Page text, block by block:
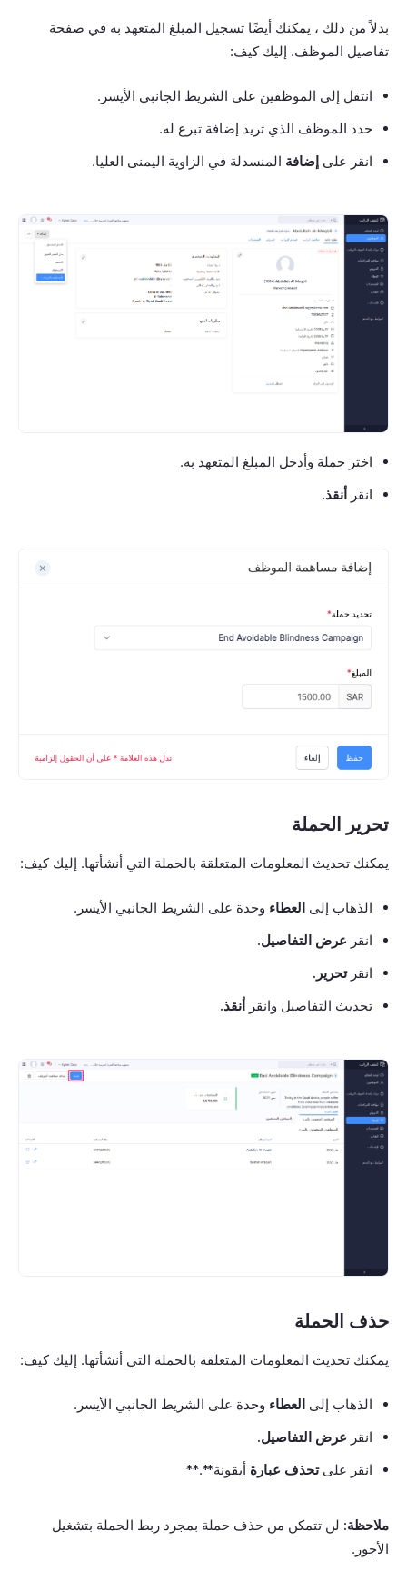
بدلاً من ذلك ، يمكنك أيضًا تسجيل المبلغ المتعهد به في صفحة
تفاصيل الموظف. إليك كيف:
انتقل إلى الموظفين على الشريط الجانبي الأيسر.
حدد الموظف الذي تريد إضافة تبرع له.
انقر على إضافة المنسدلة في الزاوية اليمنى العليا.
اختر حملة وأدخل المبلغ المتعهد به.
انقر أنقذ.
تحرير الحملة
يمكنك تحديث المعلومات المتعلقة بالحملة التي أنشأتها. إليك كيف:
الذهاب إلى العطاء وحدة على الشريط الجانبي الأيسر.
انقر عرض التفاصيل.
انقرتحرير.
تحديث التفاصيل وانقر أنقذ.
حذف الحملة
يمكنك تحديث المعلومات المتعلقة بالحملة التي أنشأتها. إليك كيف:
الذهاب إلى العطاء وحدة على الشريط الجانبي الأيسر.
انقر عرض التفاصيل.
انقر علىتحذف عبارة أيقونة**.**
ملاحظة: لن تتمكن من حذف حملة بمجرد ربط الحملة بتشغيل
الأجور.